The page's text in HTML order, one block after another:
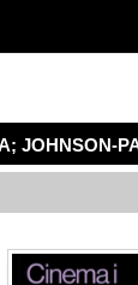
JOHNSON-